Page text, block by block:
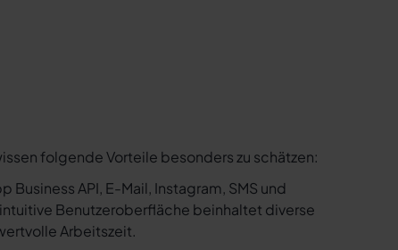
folgende Vorteile besonders zu schätzen:
Business API, E-Mail, Instagram, SMS und
Benutzeroberfläche beinhaltet diverse
Arbeitszeit.